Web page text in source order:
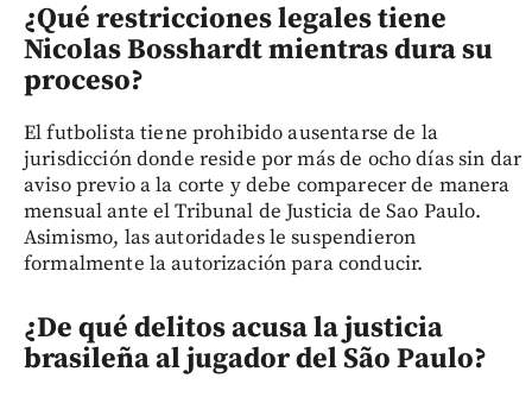
¿Qué restricciones legales tiene
Nicolas Bosshardt mientras dura su
proceso?
El futbolista tiene prohibido ausentarse de la
jurisdicción donde reside por más de ocho días sin dar
aviso previo a la corte y debe comparecer de manera
mensual ante el Tribunal de Justicia de Sao Paulo.
Asimismo, las autoridades le suspendieron
formalmente la autorización para conducir.
¿De qué delitos acusa la justicia
brasileña al jugador del São Paulo?